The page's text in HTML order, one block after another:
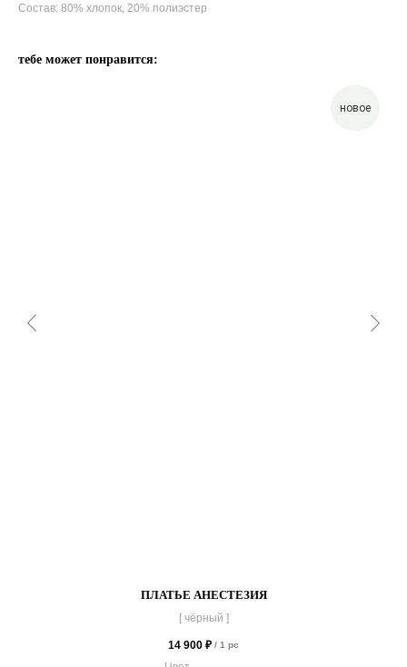
Состав: 80% хлопок, 20% полиэстер
тебе может понравится:
новое
ПЛАТЬЕ АНЕСТЕЗИЯ
[ чёрный ]
14 900 ₽ / 1 pc